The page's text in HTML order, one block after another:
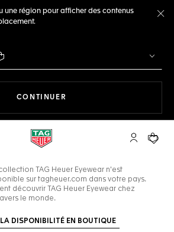
une région pour afficher des contenus
CONTINUER
recherche Compte My
Votre
TAG Heuer Eyewear n'est
sur tagheuer.com dans votre pays.
découvrir TAG Heuer Eyewear chez
le monde.
LA DISPONIBILITÉ EN BOUTIQUE